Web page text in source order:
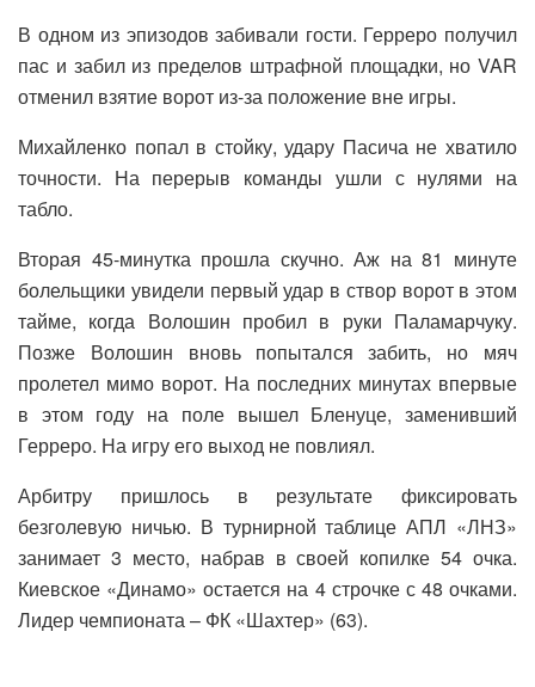
В одном из эпизодов забивали гости. Герреро получил
пас и забил из пределов штрафной площадки, но VAR
отменил взятие ворот из-за положение вне игры.
Михайленко попал в стойку, удару Пасича не хватило
точности. На перерыв команды ушли с нулями на
табло.
Вторая 45-минутка прошла скучно. Аж на 81 минуте
болельщики увидели первый удар в створ ворот в этом
тайме, когда Волошин пробил в руки Паламарчуку.
Позже Волошин вновь попытался забить, но мяч
пролетел мимо ворот. На последних минутах впервые
в этом году на поле вышел Бленуце, заменивший
Герреро. На игру его выход не повлиял.
Арбитру пришлось в результате фиксировать
безголевую ничью. В турнирной таблице АПЛ «ЛНЗ»
занимает 3 место, набрав в своей копилке 54 очка.
Киевское «Динамо» остается на 4 строчке с 48 очками.
Лидер чемпионата – ФК «Шахтер» (63).